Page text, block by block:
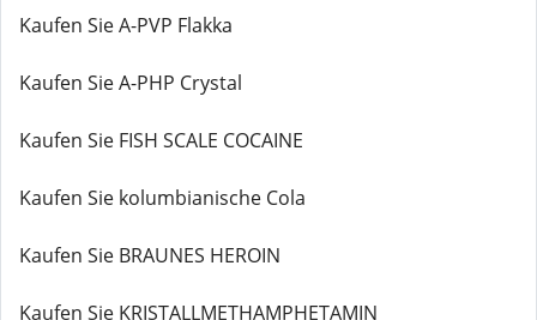
Kaufen Sie A-PVP Flakka
Kaufen Sie A-PHP Crystal
Kaufen Sie FISH SCALE COCAINE
Kaufen Sie kolumbianische Cola
Kaufen Sie BRAUNES HEROIN
Kaufen Sie KRISTALLMETHAMPHETAMIN